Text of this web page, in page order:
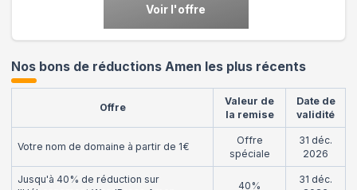
Voir l'offre
Nos bons de réductions Amen les plus récents
Offre
Valeur de
la remise
Date de
validité
Votre nom de domaine à partir de 1€
Offre
spéciale
31 déc.
2026
Jusqu'à 40% de réduction sur
40%
31 déc.